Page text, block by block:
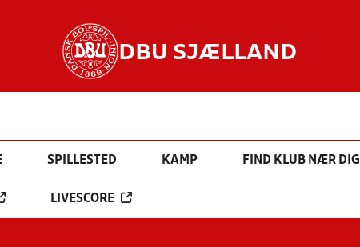
DBU SJÆLLAND
SPILLESTED KAMP FIND KLUB NÆR DIG
LIVESCORE